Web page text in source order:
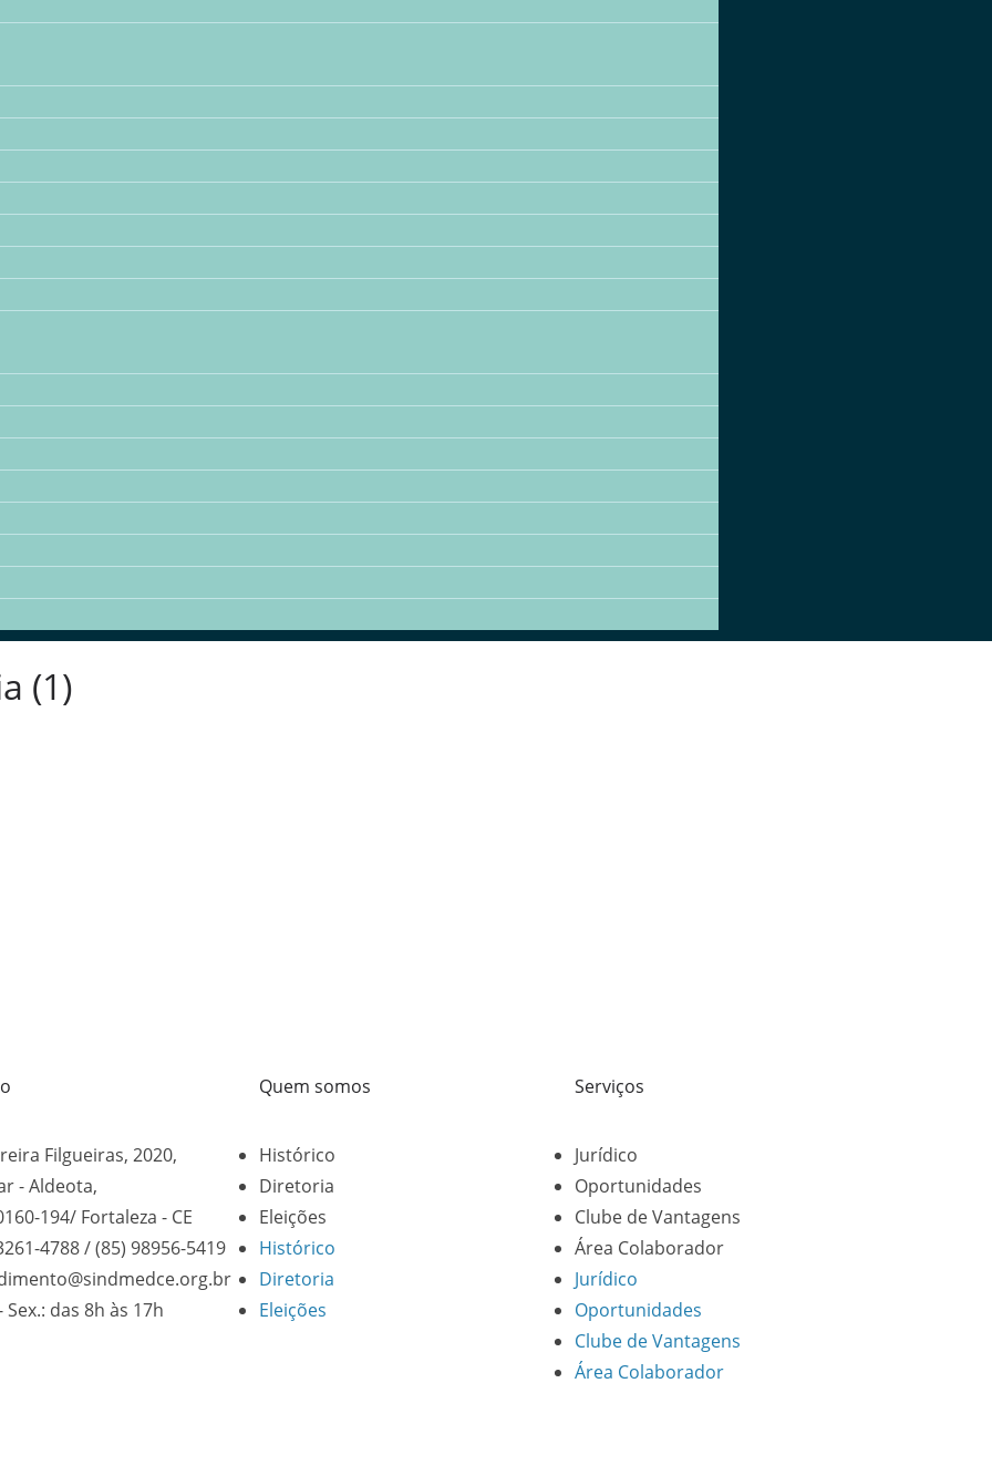
(1)
Filgueiras, 2020,
- Aldeota,
194/ Fortaleza - CE
4788 / (85) 98956-5419
Sex.: das 8h às 17h
Quem somos
Histórico
Diretoria
Eleições
Histórico
Diretoria
Eleições
Serviços
Jurídico
Oportunidades
Clube de Vantagens
Área Colaborador
Jurídico
Oportunidades
Clube de Vantagens
Área Colaborador